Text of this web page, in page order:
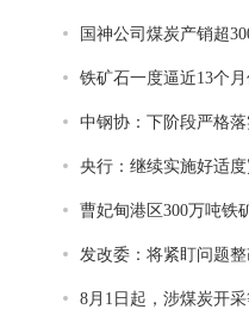
国神公司煤炭产销超3000万吨，提
铁矿石一度逼近13个月低点，高成本
中钢协：下阶段严格落实钢铁出口
央行：继续实施好适度宽松
曹妃甸港区300万吨铁矿石“超
发改委：将紧盯问题整改，深入整
8月1日起，涉煤炭开采等488项